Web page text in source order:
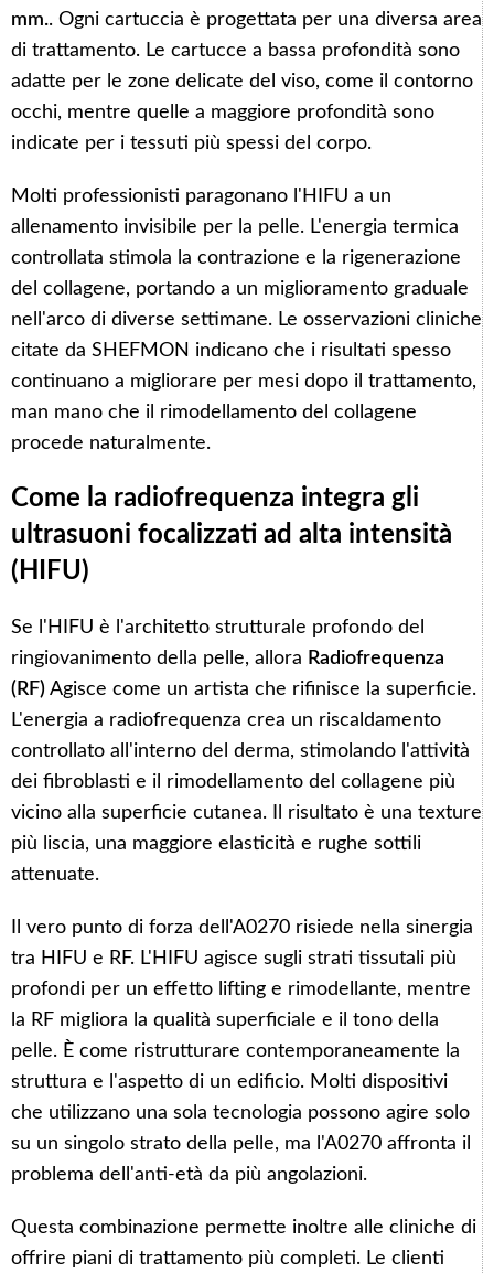
mm.. Ogni cartuccia è progettata per una diversa area
di trattamento. Le cartucce a bassa profondità sono
adatte per le zone delicate del viso, come il contorno
occhi, mentre quelle a maggiore profondità sono
indicate per i tessuti più spessi del corpo.
Molti professionisti paragonano l'HIFU a un
allenamento invisibile per la pelle. L'energia termica
controllata stimola la contrazione e la rigenerazione
del collagene, portando a un miglioramento graduale
nell'arco di diverse settimane. Le osservazioni cliniche
citate da SHEFMON indicano che i risultati spesso
continuano a migliorare per mesi dopo il trattamento,
man mano che il rimodellamento del collagene
procede naturalmente.
Come la radiofrequenza integra gli
ultrasuoni focalizzati ad alta intensità
(HIFU)
Se l'HIFU è l'architetto strutturale profondo del
ringiovanimento della pelle, allora Radiofrequenza
(RF) Agisce come un artista che rifinisce la superficie.
L'energia a radiofrequenza crea un riscaldamento
controllato all'interno del derma, stimolando l'attività
dei fibroblasti e il rimodellamento del collagene più
vicino alla superficie cutanea. Il risultato è una texture
più liscia, una maggiore elasticità e rughe sottili
attenuate.
Il vero punto di forza dell'A0270 risiede nella sinergia
tra HIFU e RF. L'HIFU agisce sugli strati tissutali più
profondi per un effetto lifting e rimodellante, mentre
la RF migliora la qualità superficiale e il tono della
pelle. È come ristrutturare contemporaneamente la
struttura e l'aspetto di un edificio. Molti dispositivi
che utilizzano una sola tecnologia possono agire solo
su un singolo strato della pelle, ma l'A0270 affronta il
problema dell'anti-età da più angolazioni.
Questa combinazione permette inoltre alle cliniche di
offrire piani di trattamento più completi. Le clienti